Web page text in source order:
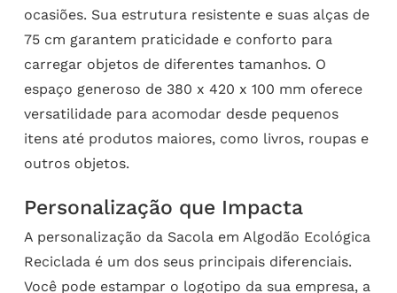
ocasiões. Sua estrutura resistente e suas alças de
75 cm garantem praticidade e conforto para
carregar objetos de diferentes tamanhos. O
espaço generoso de 380 x 420 x 100 mm oferece
versatilidade para acomodar desde pequenos
itens até produtos maiores, como livros, roupas e
outros objetos.
Personalização que Impacta
A personalização da Sacola em Algodão Ecológica
Reciclada é um dos seus principais diferenciais.
Você pode estampar o logotipo da sua empresa, a